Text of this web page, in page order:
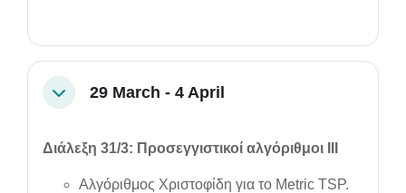
Collapse29 March - 4 April
Διάλεξη 31/3: Προσεγγιστικοί αλγόριθμοι ΙΙΙ
Αλγόριθμος Χριστοφίδη για το Metric TSP.